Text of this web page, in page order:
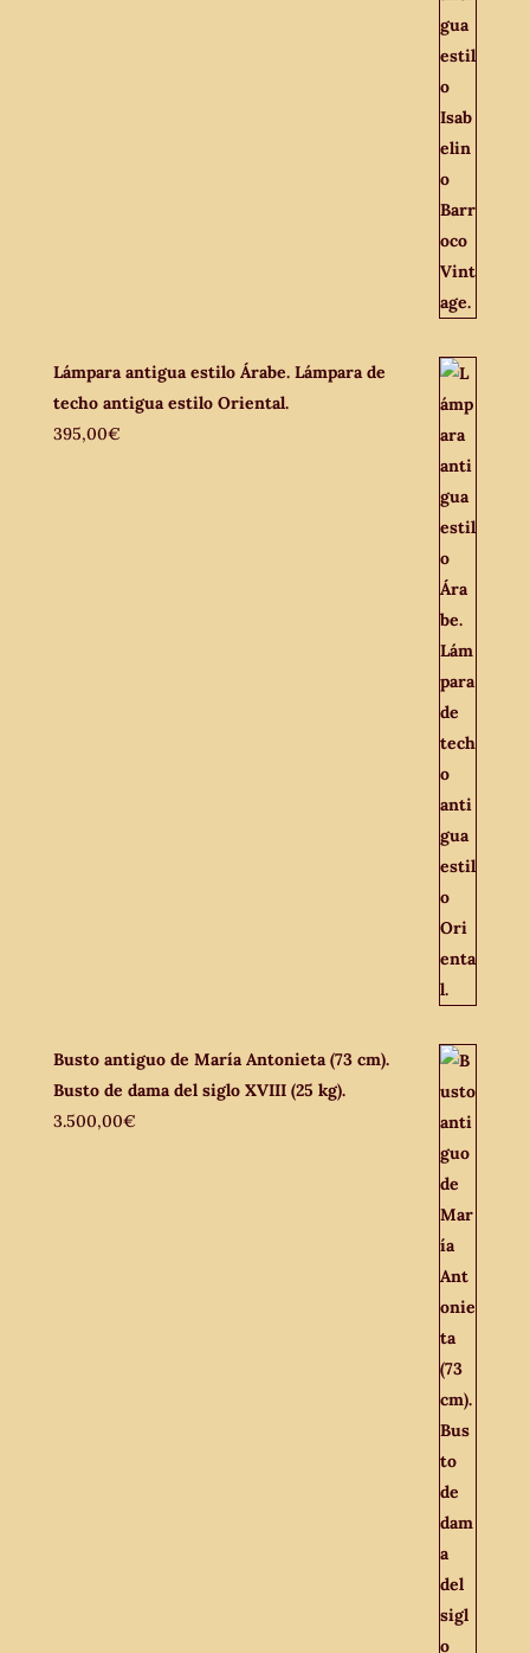
Lámpara antigua estilo Árabe. Lámpara de
techo antigua estilo Oriental.
395,00€
Busto antiguo de María Antonieta (73 cm).
Busto de dama del siglo XVIII (25 kg).
3.500,00€